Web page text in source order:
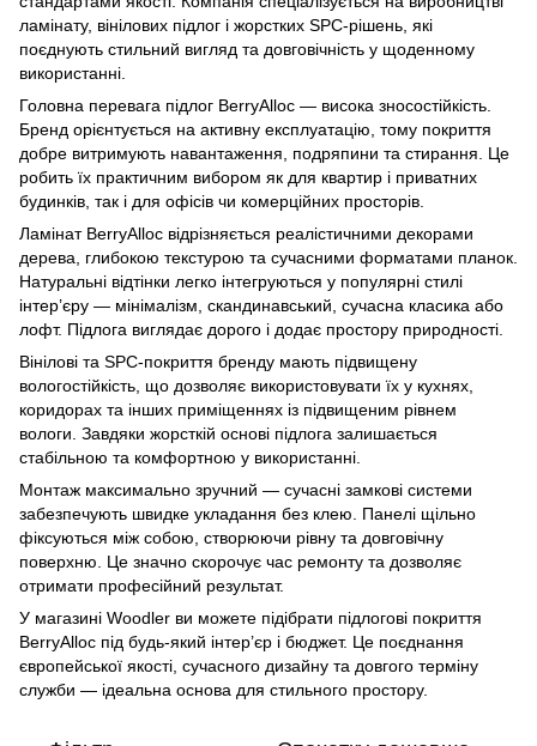
ламінату, вінілових підлог і жорстких SPC-рішень, які
поєднують стильний вигляд та довговічність у щоденному
використанні.
Головна перевага підлог BerryAlloc — висока зносостійкість.
Бренд орієнтується на активну експлуатацію, тому покриття
добре витримують навантаження, подряпини та стирання. Це
робить їх практичним вибором як для квартир і приватних
будинків, так і для офісів чи комерційних просторів.
Ламінат BerryAlloc відрізняється реалістичними декорами
дерева, глибокою текстурою та сучасними форматами планок.
Натуральні відтінки легко інтегруються у популярні стилі
інтер’єру — мінімалізм, скандинавський, сучасна класика або
лофт. Підлога виглядає дорого і додає простору природності.
Вінілові та SPC-покриття бренду мають підвищену
вологостійкість, що дозволяє використовувати їх у кухнях,
коридорах та інших приміщеннях із підвищеним рівнем
вологи. Завдяки жорсткій основі підлога залишається
стабільною та комфортною у використанні.
Монтаж максимально зручний — сучасні замкові системи
забезпечують швидке укладання без клею. Панелі щільно
фіксуються між собою, створюючи рівну та довговічну
поверхню. Це значно скорочує час ремонту та дозволяє
отримати професійний результат.
У магазині Woodler ви можете підібрати підлогові покриття
BerryAlloc під будь-який інтер’єр і бюджет. Це поєднання
європейської якості, сучасного дизайну та довгого терміну
служби — ідеальна основа для стильного простору.